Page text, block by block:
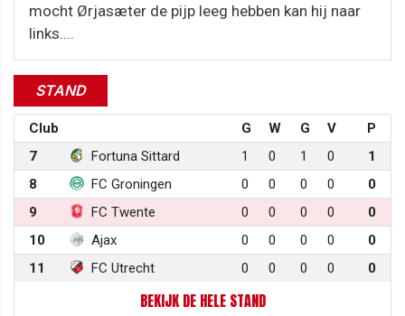
mocht Ørjasæter de pijp leeg hebben kan hij naar
links....
STAND
Club G W G V
P
7
Fortuna Sittard 1 0 1 0
1
8
FC Groningen 0 0 0 0
0
9
FC Twente 0 0 0 0
0
10
Ajax 0 0 0 0
0
11
FC Utrecht 0 0 0 0 0
BEKIJK DE HELE STAND